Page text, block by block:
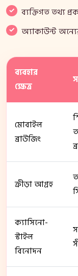
ব্যক্তিগত তথ্য
অ্যাকাউন্ট
ব্যবহার
ক্ষেত্র
মোবাইল
ব্রাউজিং
ক্রীড়া আগ্রহ
ক্যাসিনো-
স্টাইল
বিনোদন